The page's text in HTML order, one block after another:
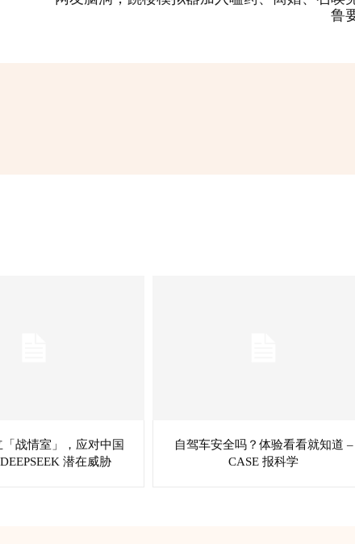
鲁
「战情室」，应对中国
潜在威胁
自驾车安全吗？体验看看就知道 –
CASE 报科学